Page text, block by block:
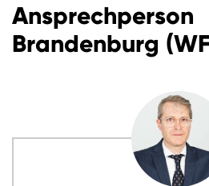
Ansprechperson
Brandenburg